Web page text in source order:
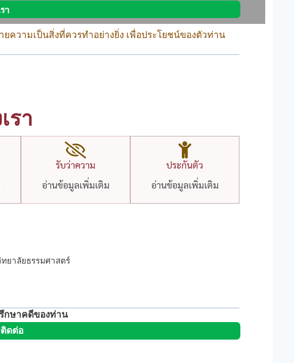
า
ความเป็นสิ่งที่ควรทำอย่างยิ่ง เพื่อประโยชน์ของตัวท่าน
รา
รับว่าความ
อ่านข้อมูลเพิ่มเติม
ประกันตัว
อ่านข้อมูลเพิ่มเติม
ยาลัยธรรมศาสตร์
กษาคดีของท่าน
ดต่อ